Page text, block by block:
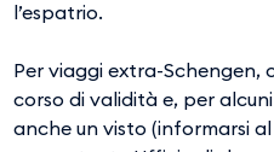
l’espatrio.
Per viaggi extra-Schengen,
corso di validità e, per
anche un visto (informarsi